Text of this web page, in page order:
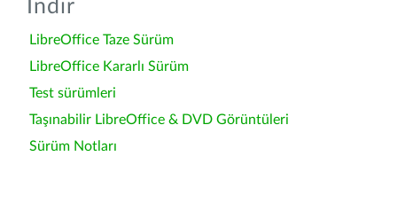
İndir
LibreOffice Taze Sürüm
LibreOffice Kararlı Sürüm
Test sürümleri
Taşınabilir LibreOffice & DVD Görüntüleri
Sürüm Notları